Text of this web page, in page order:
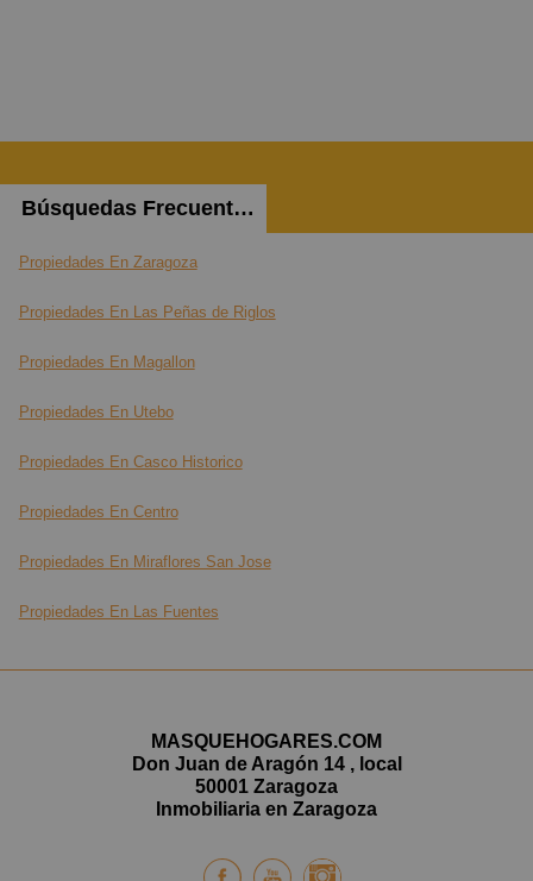
Búsquedas Frecuentes
Propiedades En Zaragoza
Propiedades En Las Peñas de Riglos
Propiedades En Magallon
Propiedades En Utebo
Propiedades En Casco Historico
Propiedades En Centro
Propiedades En Miraflores San Jose
Propiedades En Las Fuentes
MASQUEHOGARES.COM
Don Juan de Aragón 14 , local
50001 Zaragoza
Inmobiliaria en Zaragoza